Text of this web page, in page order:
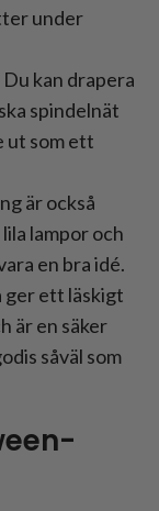
under
kan drapera
spindelnät
ut som ett
är också
lampor och
en bra idé.
ger ett läskigt
är en säker
såväl som